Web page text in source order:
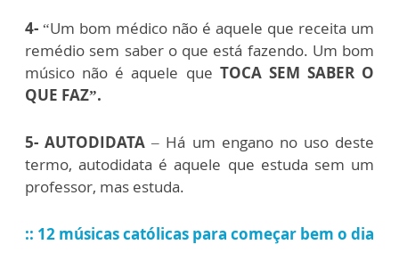
4- “Um bom médico não é aquele que receita um
remédio sem saber o que está fazendo. Um bom
músico não é aquele que TOCA SEM SABER O
QUE FAZ”.
5- AUTODIDATA– Há um engano no uso deste
termo, autodidata é aquele que estuda sem um
professor, mas estuda.
:: 12 músicas católicas para começar bem o dia